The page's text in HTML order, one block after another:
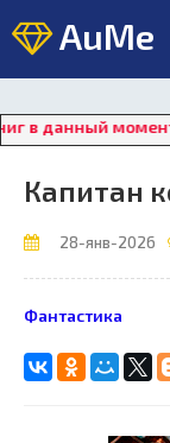
AuMe
момент
Капитан
28-янв-2026
Фантастика